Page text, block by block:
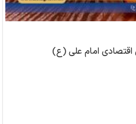
اقتصادی امام علی (ع)